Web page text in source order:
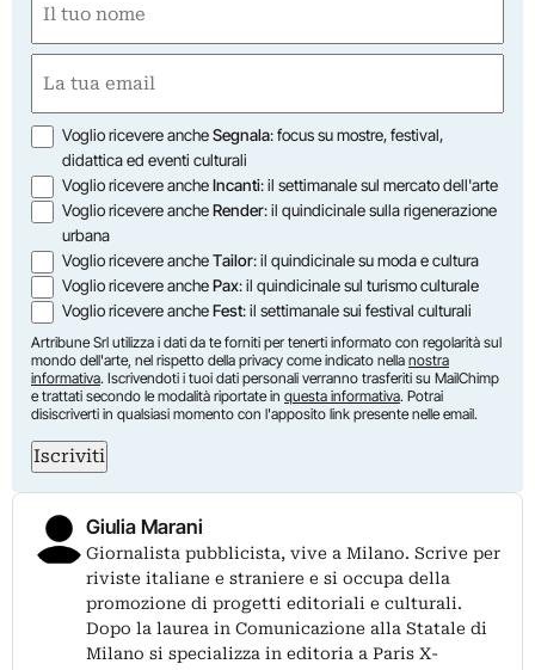
(Obbligatorio)
Nome
(Obbligatorio)
Opzioni
Voglio ricevere ancheSegnala: focus su mostre, festival,
didattica ed eventi culturali
Voglio ricevere ancheIncanti: il settimanale sul mercato dell'arte
Voglio ricevere ancheRender: il quindicinale sulla rigenerazione
urbana
Voglio ricevere ancheTailor: il quindicinale su moda e cultura
Voglio ricevere anchePax: il quindicinale sul turismo culturale
Voglio ricevere ancheFest: il settimanale sui festival culturali
Artribune Srl utilizza i dati da te forniti per tenerti informato con regolarità sul
mondo dell'arte, nel rispetto della privacy come indicato nella nostra
informativa. Iscrivendoti i tuoi dati personali verranno trasferiti su MailChimp
e trattati secondo le modalità riportate in questa informativa. Potrai
disiscriverti in qualsiasi momento con l'apposito link presente nelle email.
Iscriviti
Giulia Marani
Giornalista pubblicista, vive a Milano. Scrive per
riviste italiane e straniere e si occupa della
promozione di progetti editoriali e culturali.
Dopo la laurea in Comunicazione alla Statale di
Milano si specializza in editoria a Paris X-